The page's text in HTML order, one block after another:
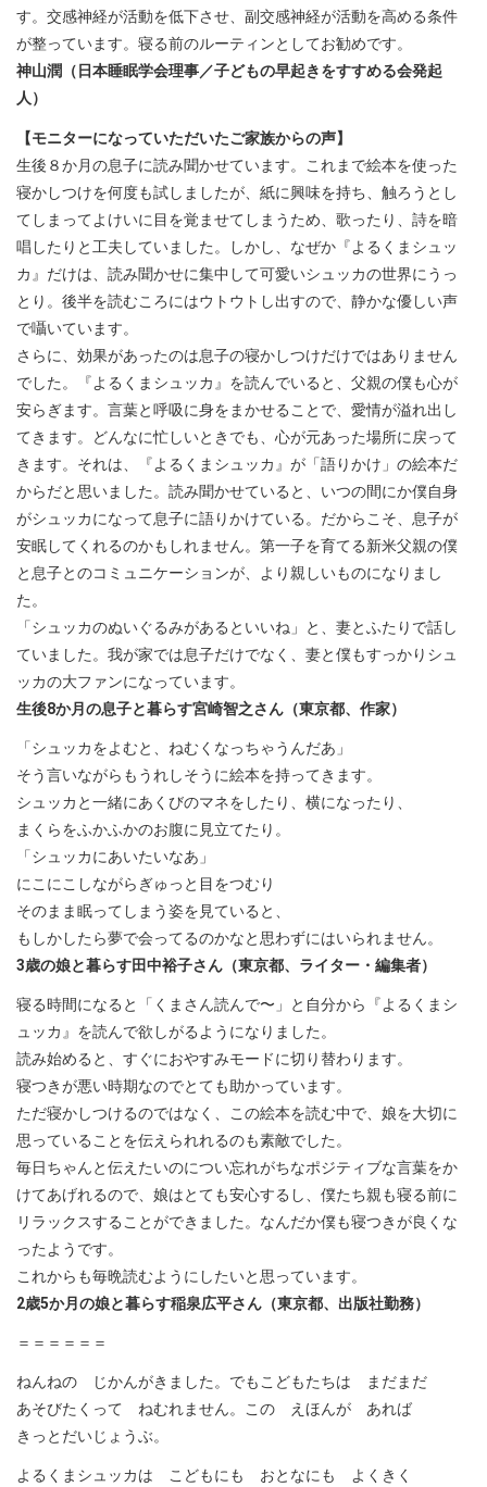
す。交感神経が活動を低下させ、副交感神経が活動を高める条件
が整っています。寝る前のルーティンとしてお勧めです。
神山潤（日本睡眠学会理事／子どもの早起きをすすめる会発起
人）
【モニターになっていただいたご家族からの声】
生後８か月の息子に読み聞かせています。これまで絵本を使った
寝かしつけを何度も試しましたが、紙に興味を持ち、触ろうとし
てしまってよけいに目を覚ませてしまうため、歌ったり、詩を暗
唱したりと工夫していました。しかし、なぜか『よるくまシュッ
カ』だけは、読み聞かせに集中して可愛いシュッカの世界にうっ
とり。後半を読むころにはウトウトし出すので、静かな優しい声
で囁いています。
さらに、効果があったのは息子の寝かしつけだけではありません
でした。『よるくまシュッカ』を読んでいると、父親の僕も心が
安らぎます。言葉と呼吸に身をまかせることで、愛情が溢れ出し
てきます。どんなに忙しいときでも、心が元あった場所に戻って
きます。それは、『よるくまシュッカ』が「語りかけ」の絵本だ
からだと思いました。読み聞かせていると、いつの間にか僕自身
がシュッカになって息子に語りかけている。だからこそ、息子が
安眠してくれるのかもしれません。第一子を育てる新米父親の僕
と息子とのコミュニケーションが、より親しいものになりまし
た。
「シュッカのぬいぐるみがあるといいね」と、妻とふたりで話し
ていました。我が家では息子だけでなく、妻と僕もすっかりシュ
ッカの大ファンになっています。
生後8か月の息子と暮らす宮崎智之さん（東京都、作家）
「シュッカをよむと、ねむくなっちゃうんだあ」
そう言いながらもうれしそうに絵本を持ってきます。
シュッカと一緒にあくびのマネをしたり、横になったり、
まくらをふかふかのお腹に見立てたり。
「シュッカにあいたいなあ」
にこにこしながらぎゅっと目をつむり
そのまま眠ってしまう姿を見ていると、
もしかしたら夢で会ってるのかなと思わずにはいられません。
3歳の娘と暮らす田中裕子さん（東京都、ライター・編集者）
寝る時間になると「くまさん読んで〜」と自分から『よるくまシ
ュッカ』を読んで欲しがるようになりました。
読み始めると、すぐにおやすみモードに切り替わります。
寝つきが悪い時期なのでとても助かっています。
ただ寝かしつけるのではなく、この絵本を読む中で、娘を大切に
思っていることを伝えられれるのも素敵でした。
毎日ちゃんと伝えたいのについ忘れがちなポジティブな言葉をか
けてあげれるので、娘はとても安心するし、僕たち親も寝る前に
リラックスすることができました。なんだか僕も寝つきが良くな
ったようです。
これからも毎晩読むようにしたいと思っています。
2歳5か月の娘と暮らす稲泉広平さん（東京都、出版社勤務）
＝＝＝＝＝＝
ねんねの じかんがきました。でもこどもたちは まだまだ
あそびたくって ねむれません。この えほんが あれば
きっとだいじょうぶ。
よるくまシュッカは こどもにも おとなにも よくきく